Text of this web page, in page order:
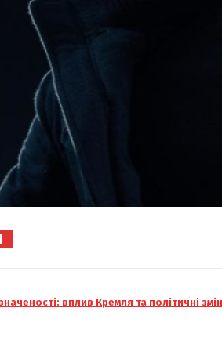
вплив Кремля та політичні